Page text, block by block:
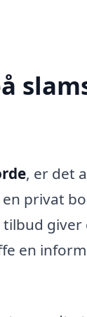
, er det
privat
en